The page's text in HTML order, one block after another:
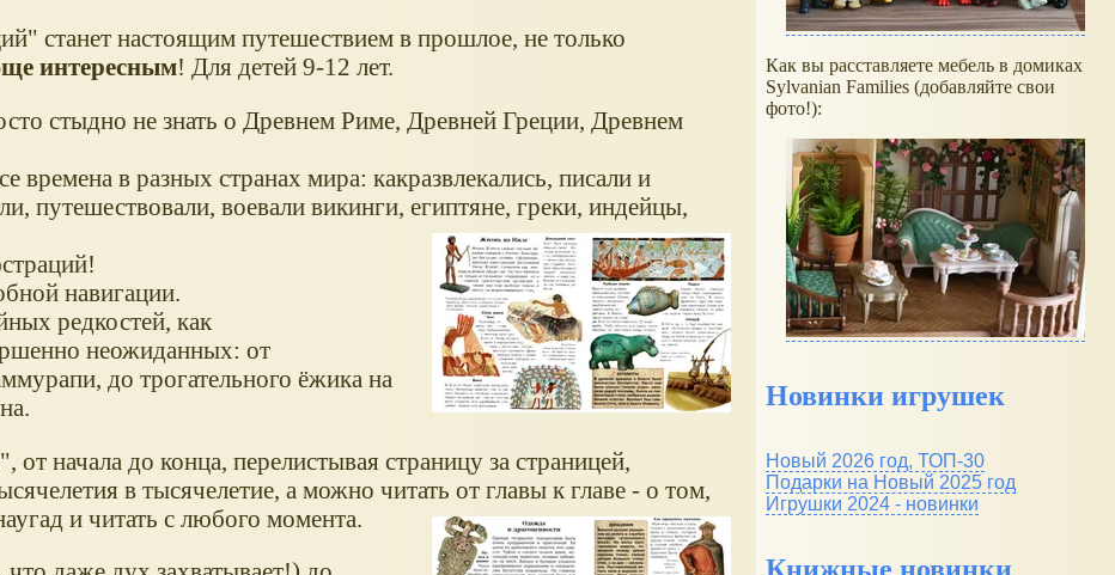
станет настоящим путешествием в прошлое, не только
интересным! Для детей 9-12 лет.
стыдно не знать о Древнем Риме, Древней Греции, Древнем
времена в разных странах мира: какразвлекались, писали и
путешествовали, воевали викинги, египтяне, греки, индейцы,
навигации.
редкостей, как
неожиданных: от
до трогательного ёжика на
начала до конца, перелистывая страницу за страницей,
в тысячелетие, а можно читать от главы к главе - о том,
и читать с любого момента.
Как вы расставляете мебель в домиках
Sylvanian Families (добавляйте свои
фото!):
Новинки игрушек
Новый 2026 год, ТОП-30
Подарки на Новый 2025 год
Игрушки 2024 - новинки
Книжные новинки